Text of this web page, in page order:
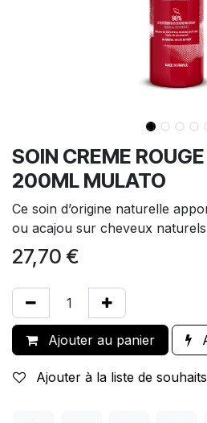
SOIN CREME
200ML MULATO
Ce soin d’origine naturelle
ou acajou sur cheveux
27,70 €
Ajouter au panier
Ajouter à la liste de souhaits